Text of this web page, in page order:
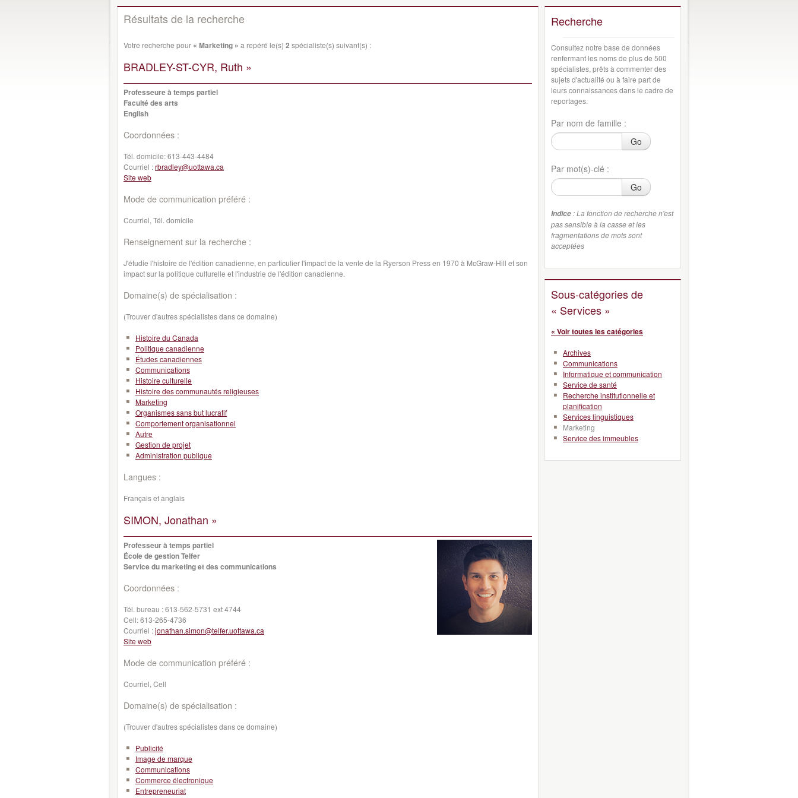
Résultats de la recherche
Votre recherche pour « Marketing » a repéré le(s) 2 spécialiste(s) suivant(s) :
BRADLEY-ST-CYR, Ruth »
Professeure à temps partiel
Faculté des arts
English
Coordonnées :
Tél. domicile:613-443-4484
Courriel :rbradley@uottawa.ca
Site web
Mode de communication préféré :
Courriel, Tél. domicile
Renseignement sur la recherche :
J'étudie l'histoire de l'édition canadienne, en particulier l'impact de la vente de la Ryerson Press en 1970 à McGraw-Hill et son
impact sur la politique culturelle et l'industrie de l'édition canadienne.
Domaine(s) de spécialisation :
(Trouver d'autres spécialistes dans ce domaine)
Histoire du Canada
Politique canadienne
Études canadiennes
Communications
Histoire culturelle
Histoire des communautés religieuses
Marketing
Organismes sans but lucratif
Comportement organisationnel
Autre
Gestion de projet
Administration publique
Langues :
Français et anglais
SIMON, Jonathan »
Professeur à temps partiel
École de gestion Telfer
Service du marketing et des communications
Coordonnées :
Tél. bureau :613-562-5731 ext 4744
Cell:613-265-4736
Courriel :jonathan.simon@telfer.uottawa.ca
Site web
Mode de communication préféré :
Courriel, Cell
Domaine(s) de spécialisation :
(Trouver d'autres spécialistes dans ce domaine)
Publicité
Image de marque
Communications
Commerce électronique
Entrepreneuriat
Recherche
Consultez notre base de données
renfermant les noms de plus de 500
spécialistes, prêts à commenter des
sujets d'actualité ou à faire part de
leurs connaissances dans le cadre de
reportages.
Par nom de famille :
Go
Par mot(s)-clé :
Go
Indice : La fonction de recherche n'est
pas sensible à la casse et les
fragmentations de mots sont
acceptées
Sous-catégories de
« Services »
« Voir toutes les catégories
Archives
Communications
Informatique et communication
Service de santé
Recherche institutionnelle et
planification
Services linguistiques
Marketing
Service des immeubles